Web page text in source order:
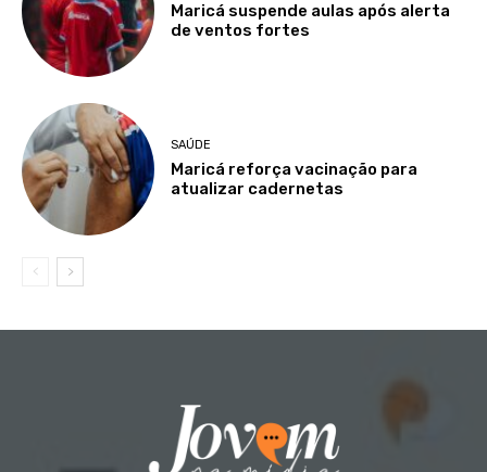
Maricá suspende aulas após alerta
de ventos fortes
SAÚDE
Maricá reforça vacinação para
atualizar cadernetas